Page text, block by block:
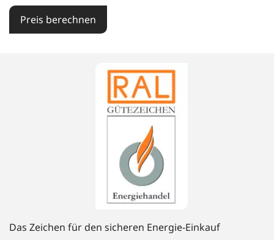
Preis berechnen
Das Zeichen für den sicheren Energie-Einkauf